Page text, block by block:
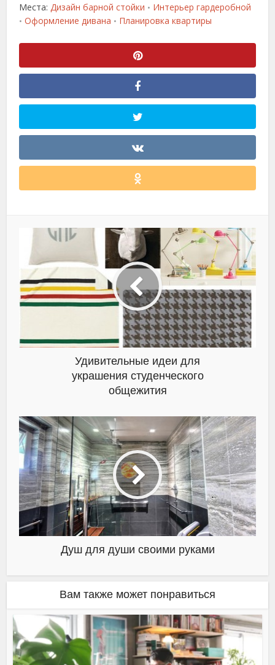
Места: Дизайн барной стойки • Интерьер гардеробной
• Оформление дивана • Планировка квартиры
Удивительные идеи для
украшения студенческого
общежития
Душ для души своими руками
Вам также может понравиться